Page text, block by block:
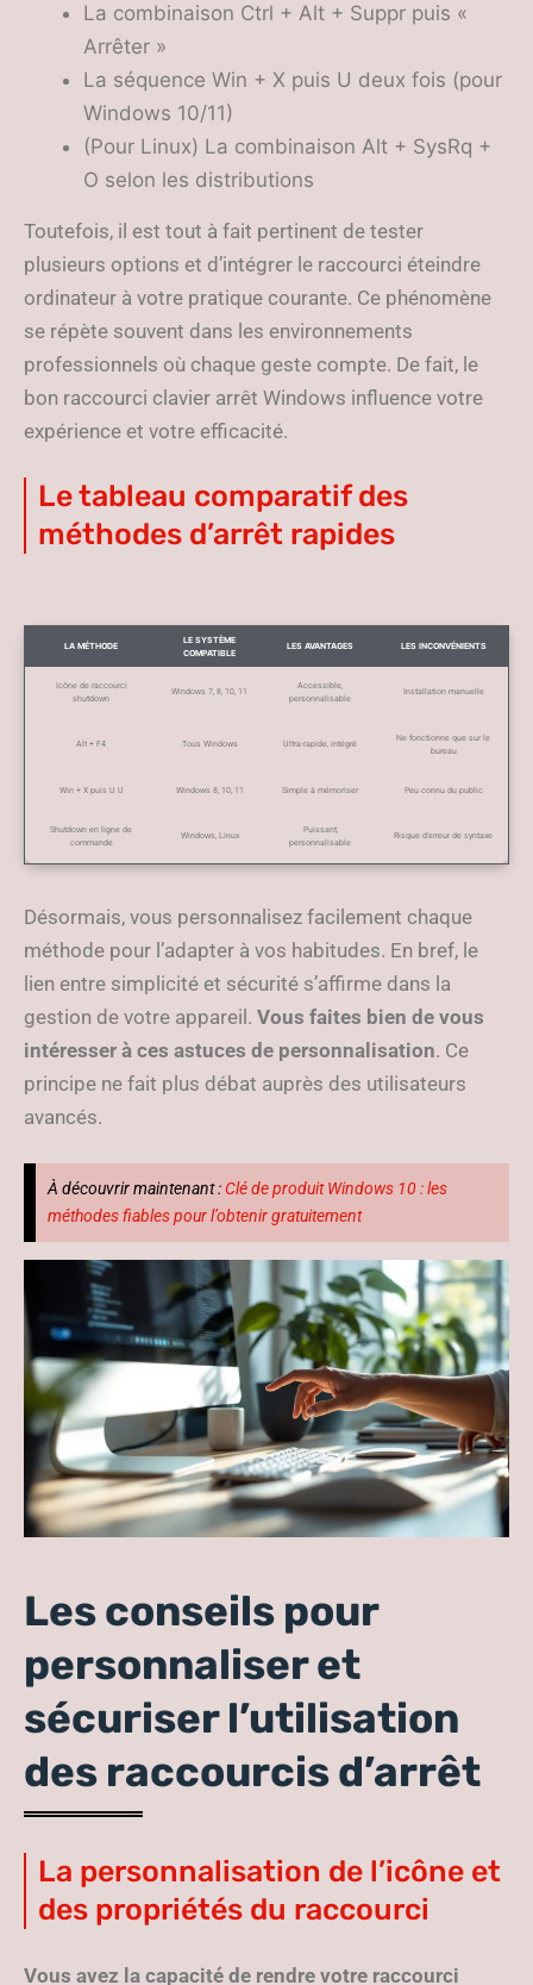
La combinaison Ctrl + Alt + Suppr puis «
Arrêter »
La séquence Win + X puis U deux fois (pour
Windows 10/11)
(Pour Linux) La combinaison Alt + SysRq +
O selon les distributions
Toutefois, il est tout à fait pertinent de tester
plusieurs options et d’intégrer le raccourci éteindre
ordinateur à votre pratique courante. Ce phénomène
se répète souvent dans les environnements
professionnels où chaque geste compte. De fait, le
bon raccourci clavier arrêt Windows influence votre
expérience et votre efficacité.
Le tableau comparatif des
méthodes d’arrêt rapides
LA MÉTHODE
LE SYSTÈME
COMPATIBLE
LES AVANTAGES LES INCONVÉNIENTS
Icône de raccourci
shutdown
Windows 7, 8, 10, 11
Accessible,
personnalisable
Installation manuelle
Alt + F4 Tous Windows Ultra-rapide, intégré
Ne fonctionne que sur le
bureau
Win + X puis U U Windows 8, 10, 11 Simple à mémoriser Peu connu du public
Shutdown en ligne de
commande
Windows, Linux
Puissant,
personnalisable
Risque d’erreur de syntaxe
Désormais, vous personnalisez facilement chaque
méthode pour l’adapter à vos habitudes. En bref, le
lien entre simplicité et sécurité s’affirme dans la
gestion de votre appareil. Vous faites bien de vous
intéresser à ces astuces de personnalisation. Ce
principe ne fait plus débat auprès des utilisateurs
avancés.
À découvrir maintenant : Clé de produit Windows 10 : les
méthodes fiables pour l’obtenir gratuitement
Les conseils pour
personnaliser et
sécuriser l’utilisation
des raccourcis d’arrêt
La personnalisation de l’icône et
des propriétés du raccourci
Vous avez la capacité de rendre votre raccourci